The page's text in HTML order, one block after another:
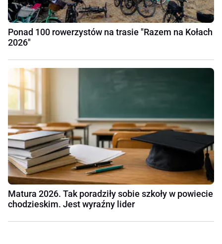
Ponad 100 rowerzystów na trasie "Razem na Kołach
2026"
Matura 2026. Tak poradziły sobie szkoły w powiecie
chodzieskim. Jest wyraźny lider